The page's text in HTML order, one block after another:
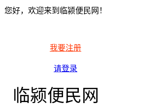
您好，欢迎来到临颍便民网！
我要注册
请登录
临颍便民网